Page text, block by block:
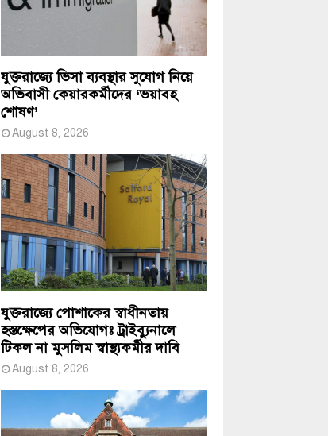
যুক্তরাজ্যে ভিসা ব্যবস্থার সুযোগ নিয়ে
অভিবাসী কেয়ারকর্মীদের ‘ভয়াবহ
শোষণ’
August 8, 2026
যুক্তরাজ্যে পোশাকের স্বাধীনতায়
হস্তক্ষেপের অভিযোগঃ ট্রাইব্যুনালে
টিকল না মুসলিম স্বাস্থ্যকর্মীর দাবি
August 8, 2026